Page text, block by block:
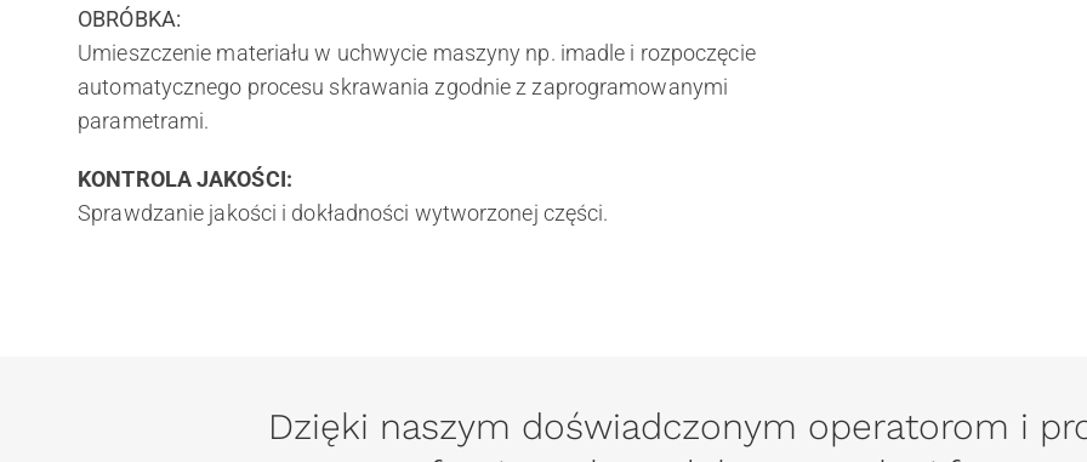
OBRÓBKA:
Umieszczenie materiału w uchwycie maszyny np. imadle i rozpoczęcie
automatycznego procesu skrawania zgodnie z zaprogramowanymi
parametrami.
KONTROLA JAKOŚCI:
Sprawdzanie jakości i dokładności wytworzonej części.
Dzięki naszym doświadczonym operatorom i